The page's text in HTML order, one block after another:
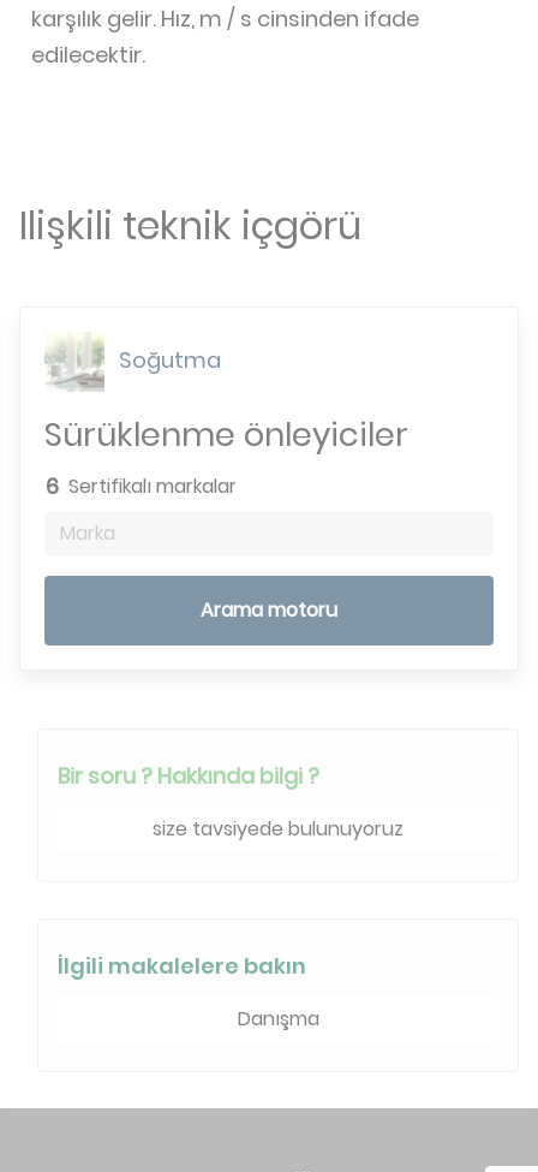
karşılık gelir. Hız, m / s cinsinden ifade
edilecektir.
Ilişkili teknik içgörü
Soğutma
Sürüklenme önleyiciler
6 Sertifikalı markalar
Marka
Arama motoru
Bir soru ? Hakkında bilgi ?
size tavsiyede bulunuyoruz
İlgili makalelere bakın
Danışma